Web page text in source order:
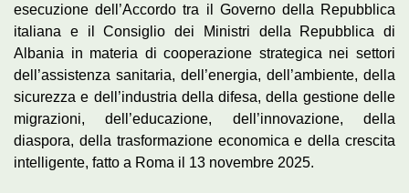
esecuzione dell’Accordo tra il Governo della Repubblica
italiana e il Consiglio dei Ministri della Repubblica di
Albania in materia di cooperazione strategica nei settori
dell’assistenza sanitaria, dell’energia, dell’ambiente, della
sicurezza e dell’industria della difesa, della gestione delle
migrazioni, dell’educazione, dell’innovazione, della
diaspora, della trasformazione economica e della crescita
intelligente, fatto a Roma il 13 novembre 2025.